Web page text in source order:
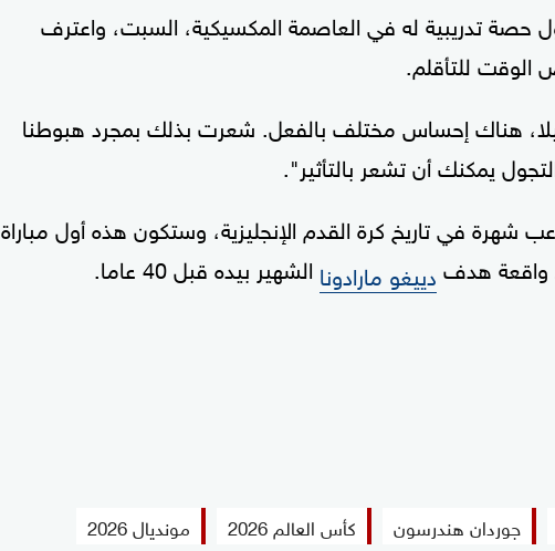
حصة تدريبية له في العاصمة المكسيكية، السبت، واعترف
الوقت للتأقلم.
هناك إحساس مختلف بالفعل. شعرت بذلك بمجرد هبوطنا
يمكنك أن تشعر بالتأثير".
شهرة في تاريخ كرة القدم الإنجليزية، وستكون هذه أول مباراة
واقعة هدف دييغو مارادونا الشهير بيده قبل 40 عاما.
جوردان هندرسون كأس العالم 2026 مونديال 2026